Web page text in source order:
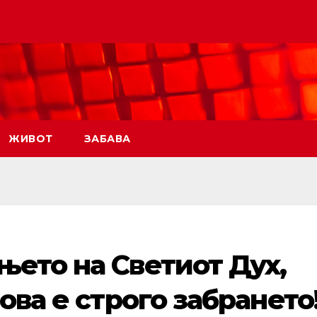
ЖИВОТ ЗАБАВА
на Светиот Дух,
е строго